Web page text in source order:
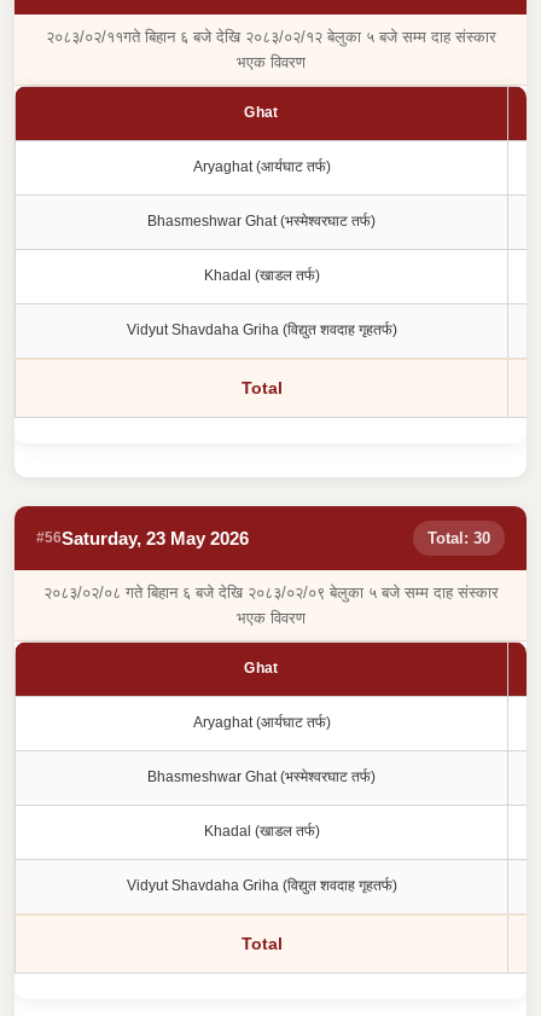
२०८३/०२/११गते बिहान ६ बजे देखि २०८३/०२/१२ बेलुका ५ बजे सम्म दाह संस्कार
भएक विवरण
Ghat
Aryaghat (आर्यघाट तर्फ)
Bhasmeshwar Ghat (भस्मेश्वरघाट तर्फ)
Khadal (खाडल तर्फ)
Vidyut Shavdaha Griha (विद्युत शवदाह गृहतर्फ)
Total
#56Saturday, 23 May 2026 Total: 30
२०८३/०२/०८ गते बिहान ६ बजे देखि २०८३/०२/०९ बेलुका ५ बजे सम्म दाह संस्कार
भएक विवरण
Ghat
Aryaghat (आर्यघाट तर्फ)
Bhasmeshwar Ghat (भस्मेश्वरघाट तर्फ)
Khadal (खाडल तर्फ)
Vidyut Shavdaha Griha (विद्युत शवदाह गृहतर्फ)
Total